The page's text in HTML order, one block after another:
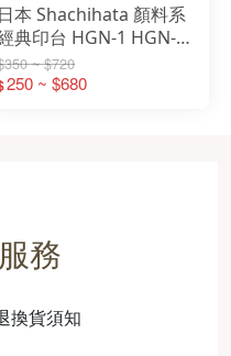
日本 Shachihata 顏料系
典印台 HGN-1 HGN-2
3 補充液 薄墨 速乾
~ $720
250 ~ $680
務
換貨須知